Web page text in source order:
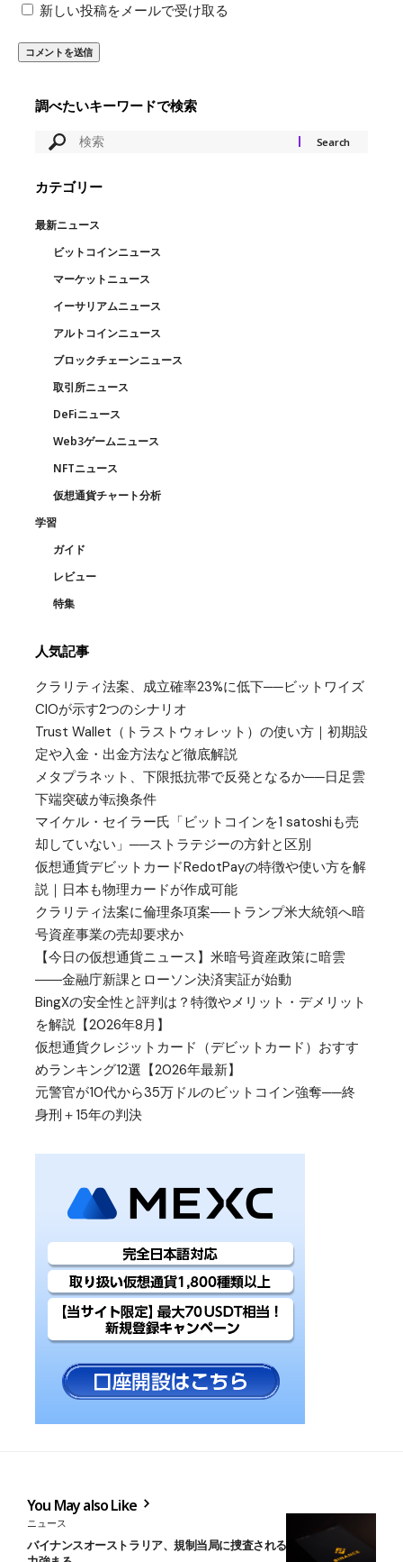
新しい投稿をメールで受け取る
調べたいキーワードで検索
カテゴリー
最新ニュース
ビットコインニュース
マーケットニュース
イーサリアムニュース
アルトコインニュース
ブロックチェーンニュース
取引所ニュース
DeFiニュース
Web3ゲームニュース
NFTニュース
仮想通貨チャート分析
学習
ガイド
レビュー
特集
人気記事
クラリティ法案、成立確率23%に低下──ビットワイズ
CIOが示す2つのシナリオ
Trust Wallet（トラストウォレット）の使い方｜初期設
定や入金・出金方法など徹底解説
メタプラネット、下限抵抗帯で反発となるか──日足雲
下端突破が転換条件
マイケル・セイラー氏「ビットコインを1 satoshiも売
却していない」──ストラテジーの方針と区別
仮想通貨デビットカードRedotPayの特徴や使い方を解
説｜日本も物理カードが作成可能
クラリティ法案に倫理条項案──トランプ米大統領へ暗
号資産事業の売却要求か
【今日の仮想通貨ニュース】米暗号資産政策に暗雲
――金融庁新課とローソン決済実証が始動
BingXの安全性と評判は？特徴やメリット・デメリット
を解説【2026年8月】
仮想通貨クレジットカード（デビットカード）おすす
めランキング12選【2026年最新】
元警官が10代から35万ドルのビットコイン強奪──終
身刑＋15年の判決
You May also Like
ニュース
バイナンスオーストラリア、規制当局に捜査される｜世界中から圧